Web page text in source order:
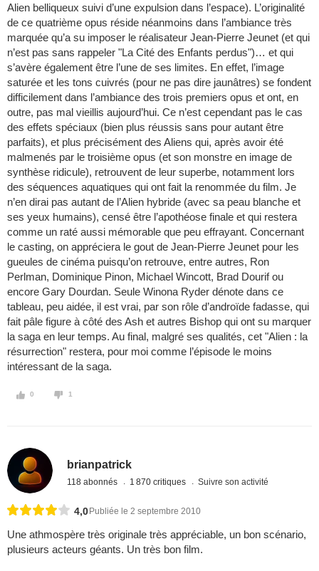
Alien belliqueux suivi d’une expulsion dans l’espace). L’originalité
de ce quatrième opus réside néanmoins dans l’ambiance très
marquée qu’a su imposer le réalisateur Jean-Pierre Jeunet (et qui
n’est pas sans rappeler "La Cité des Enfants perdus")… et qui
s’avère également être l’une de ses limites. En effet, l’image
saturée et les tons cuivrés (pour ne pas dire jaunâtres) se fondent
difficilement dans l’ambiance des trois premiers opus et ont, en
outre, pas mal vieillis aujourd’hui. Ce n’est cependant pas le cas
des effets spéciaux (bien plus réussis sans pour autant être
parfaits), et plus précisément des Aliens qui, après avoir été
malmenés par le troisième opus (et son monstre en image de
synthèse ridicule), retrouvent de leur superbe, notamment lors
des séquences aquatiques qui ont fait la renommée du film. Je
n’en dirai pas autant de l’Alien hybride (avec sa peau blanche et
ses yeux humains), censé être l’apothéose finale et qui restera
comme un raté aussi mémorable que peu effrayant. Concernant
le casting, on appréciera le gout de Jean-Pierre Jeunet pour les
gueules de cinéma puisqu’on retrouve, entre autres, Ron
Perlman, Dominique Pinon, Michael Wincott, Brad Dourif ou
encore Gary Dourdan. Seule Winona Ryder dénote dans ce
tableau, peu aidée, il est vrai, par son rôle d’androïde fadasse, qui
fait pâle figure à côté des Ash et autres Bishop qui ont su marquer
la saga en leur temps. Au final, malgré ses qualités, cet "Alien : la
résurrection" restera, pour moi comme l’épisode le moins
intéressant de la saga.
0 1
brianpatrick
118 abonnés 1 870 critiques Suivre son activité
4,0 Publiée le 2 septembre 2010
Une athmospère très originale très appréciable, un bon scénario,
plusieurs acteurs géants. Un très bon film.